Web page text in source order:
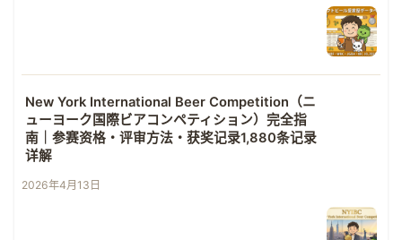
New York International Beer Competition（ニ
ューヨーク国際ビアコンペティション）完全指
南｜参赛资格・评审方法・获奖记录1,880条记录
详解
2026年4月13日